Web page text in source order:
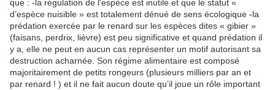
que : -la régulation de l'espèce est inutile et que le statut «
d’espèce nuisible » est totalement dénué de sens écologique -la
prédation exercée par le renard sur les espèces dites « gibier »
(faisans, perdrix, lièvre) est peu significative et quand prédation il
y a, elle ne peut en aucun cas représenter un motif autorisant sa
destruction acharnée. Son régime alimentaire est composé
majoritairement de petits rongeurs (plusieurs milliers par an et
par renard ! ) et il ne fait aucun doute qu’il joue un rôle important